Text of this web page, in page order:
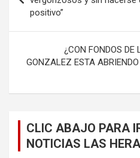
entradas
positivo”
¿CON FONDOS DE
GONZALEZ ESTA
CLIC ABAJO PARA
NOTICIAS LAS